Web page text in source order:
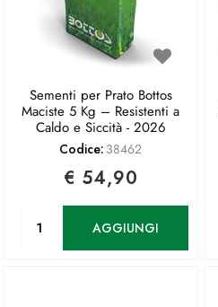
Sementi per Prato Bottos
Maciste 5 Kg – Resistenti a
Caldo e Siccità - 2026
Codice: 38462
€ 54,90
AGGIUNGI